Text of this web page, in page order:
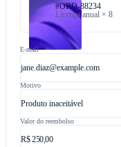
#ORD-88234
Licença anual × 8
E-mail
jane.diaz@example.com
Motivo
Produto inaceitável
Valor do reembolso
R$ 250,00